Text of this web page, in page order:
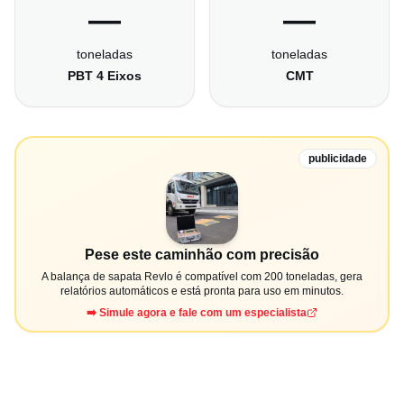
—
toneladas
PBT 4 Eixos
—
toneladas
CMT
publicidade
Pese este caminhão com precisão
A balança de sapata Revlo é compatível com 200 toneladas, gera
relatórios automáticos e está pronta para uso em minutos.
➡️ Simule agora e fale com um especialista